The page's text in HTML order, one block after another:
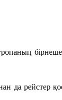
да рейстер